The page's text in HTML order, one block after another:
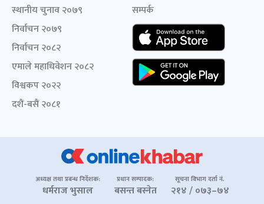
स्थानीय चुनाव २०७९
निर्वाचन २०७९
निर्वाचन २०८२
एमाले महाधिवेशन २०८२
विश्वकप २०२२
दशैं-बसैं २०८१
सम्पर्क
अध्यक्ष तथा प्रबन्ध निर्देशक:
धर्मराज भुसाल
प्रधान सम्पादक:
बसन्त बस्नेत
सूचना विभाग दर्ता नं.
२१४ / ०७३–७४